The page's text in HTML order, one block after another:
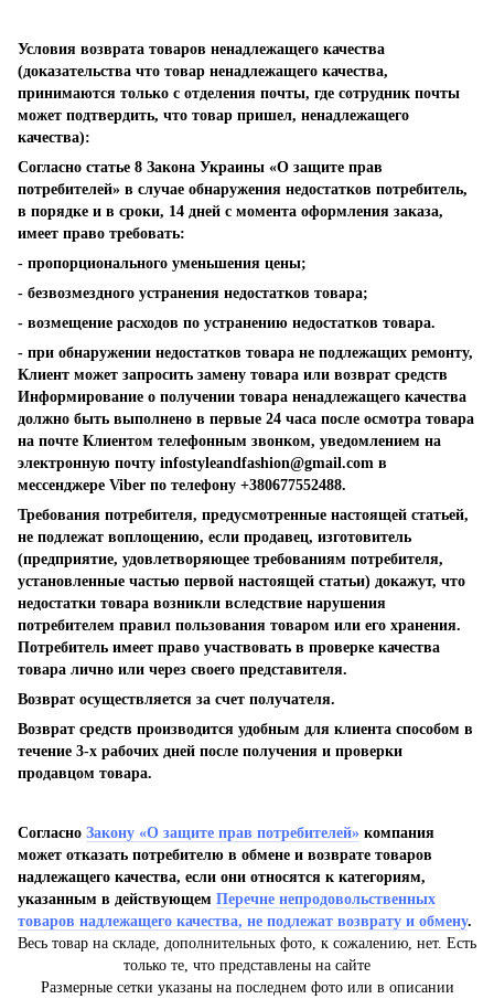
Условия возврата товаров ненадлежащего качества
(доказательства что товар ненадлежащего качества,
принимаются только с отделения почты, где сотрудник почты
может подтвердить, что товар пришел, ненадлежащего
качества):
Согласно статье 8 Закона Украины «О защите прав
потребителей» в случае обнаружения недостатков потребитель,
в порядке и в сроки, 14 дней с момента оформления заказа,
имеет право требовать:
- пропорционального уменьшения цены;
- безвозмездного устранения недостатков товара;
- возмещение расходов по устранению недостатков товара.
- при обнаружении недостатков товара не подлежащих ремонту,
Клиент может запросить замену товара или возврат средств
Информирование о получении товара ненадлежащего качества
должно быть выполнено в первые 24 часа после осмотра товара
на почте Клиентом телефонным звонком, уведомлением на
электронную почту infostyleandfashion@gmail.com в
мессенджере Viber по телефону +380677552488.
Требования потребителя, предусмотренные настоящей статьей,
не подлежат воплощению, если продавец, изготовитель
(предприятие, удовлетворяющее требованиям потребителя,
установленные частью первой настоящей статьи) докажут, что
недостатки товара возникли вследствие нарушения
потребителем правил пользования товаром или его хранения.
Потребитель имеет право участвовать в проверке качества
товара лично или через своего представителя.
Возврат осуществляется за счет получателя.
Возврат средств производится удобным для клиента способом в
течение 3-х рабочих дней после получения и проверки
продавцом товара.
Согласно Закону «О защите прав потребителей» компания
может отказать потребителю в обмене и возврате товаров
надлежащего качества, если они относятся к категориям,
указанным в действующем Перечне непродовольственных
товаров надлежащего качества, не подлежат возврату и обмену.
Весь товар на складе, дополнительных фото, к сожалению, нет. Есть
только те, что представлены на сайте
Размерные сетки указаны на последнем фото или в описании